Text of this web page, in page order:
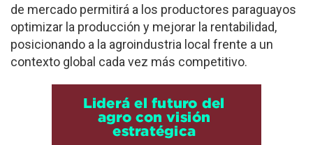
de mercado permitirá a los productores paraguayos
optimizar la producción y mejorar la rentabilidad,
posicionando a la agroindustria local frente a un
contexto global cada vez más competitivo.